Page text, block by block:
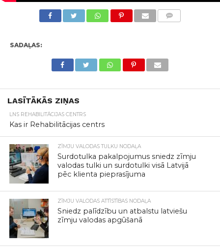
SADAĻAS:
LASĪTĀKĀS ZIŅAS
LNS REHABILITĀCIJAS CENTRS
Kas ir Rehabilitācijas centrs
ZĪMJU VALODAS TULKU NODAĻA
Surdotulka pakalpojumus sniedz zīmju
valodas tulki un surdotulki visā Latvijā
pēc klienta pieprasījuma
ZĪMJU VALODAS ATTĪSTĪBAS NODAĻA
Sniedz palīdzību un atbalstu latviešu
zīmju valodas apgūšanā